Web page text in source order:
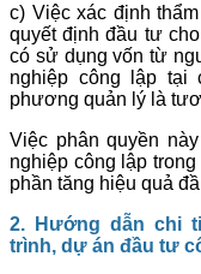
c) Việc xác định
quyết định đầu tư
có sử dụng vốn từ
nghiệp công lập tại
phương quản lý là
Việc phân quyền
nghiệp công lập
phần tăng hiệu quả
2. Hướng dẫn chi
trình, dự án đầu tư